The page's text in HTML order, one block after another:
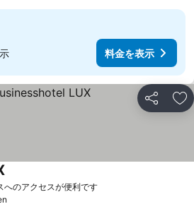
料金を表示
シェア お
へのアクセスが便利です料金を表示
料金を表示